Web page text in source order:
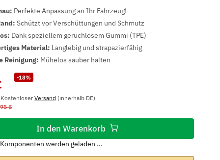
Perfekte Anpassung an Ihr Fahrzeug!
Schützt vor Verschüttungen und Schmutz
Dank speziellem geruchlosem Gummi (TPE)
Material: Langlebig und strapazierfähig
Reinigung: Mühelos sauber halten
-18%
Versand (innerhalb DE)
€
In den Warenkorb
Komponenten werden geladen ...